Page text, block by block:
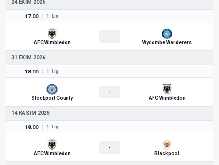
24 EKIM 2026
17.00 1. Lig
AFC Wimbledon
-
Wycombe Wanderers
31 EKIM 2026
18.00 1. Lig
Stockport County
-
AFC Wimbledon
14 KASIM 2026
18.00 1. Lig
AFC Wimbledon
-
Blackpool